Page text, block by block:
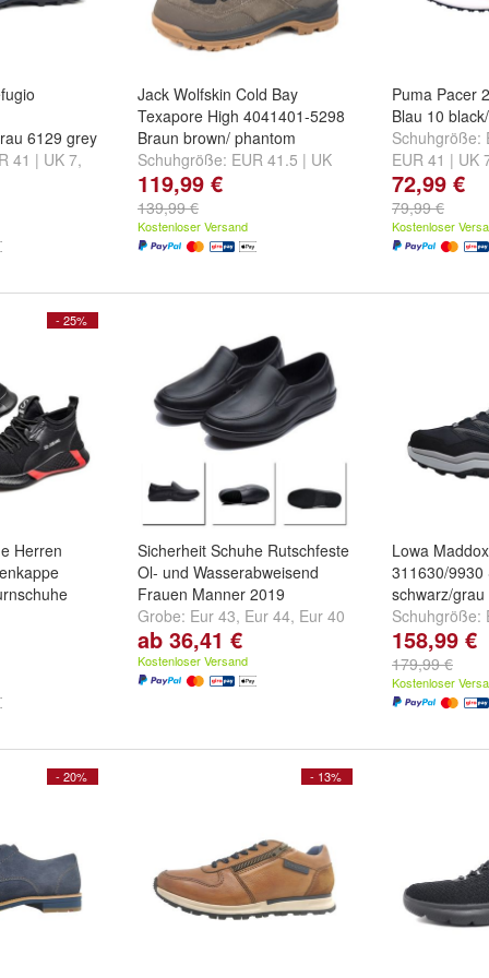
6129 grey
41 | UK 7,
Jack Wolfskin Cold Bay
Texapore High 4041401-5298
Braun brown/ phantom
Schuhgröße: EUR 41.5 | UK
7.5,EUR 42 | UK 8
| UK 8.5und
119,99 €
139,99 €
Kostenloser Versand
Puma Pacer
Blau 10
Schuhgröße:
EUR 41 | UK
7.5und
72,99 €
79,99 €
Kostenloser
- 25%
Herren
Sicherheit Schuhe Rutschfeste
Ol- und Wasserabweisend
Frauen Manner 2019
Grobe: Eur 43, Eur 44, Eur 40
und weitere ...
ab 36,41 €
Kostenloser Versand
Lowa
311630/9930
schwarz/
Schuhgröße:
EUR 41.5 |
UK 8und
158,99 €
179,99 €
Kostenloser
- 20% - 13%